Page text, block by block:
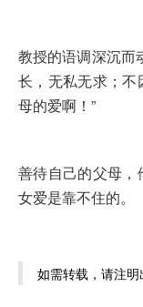
教授的语调深沉而
长，无私无求；
母的爱啊！”
善待自己的父母
女爱是靠不住的。
如需转载，请注明